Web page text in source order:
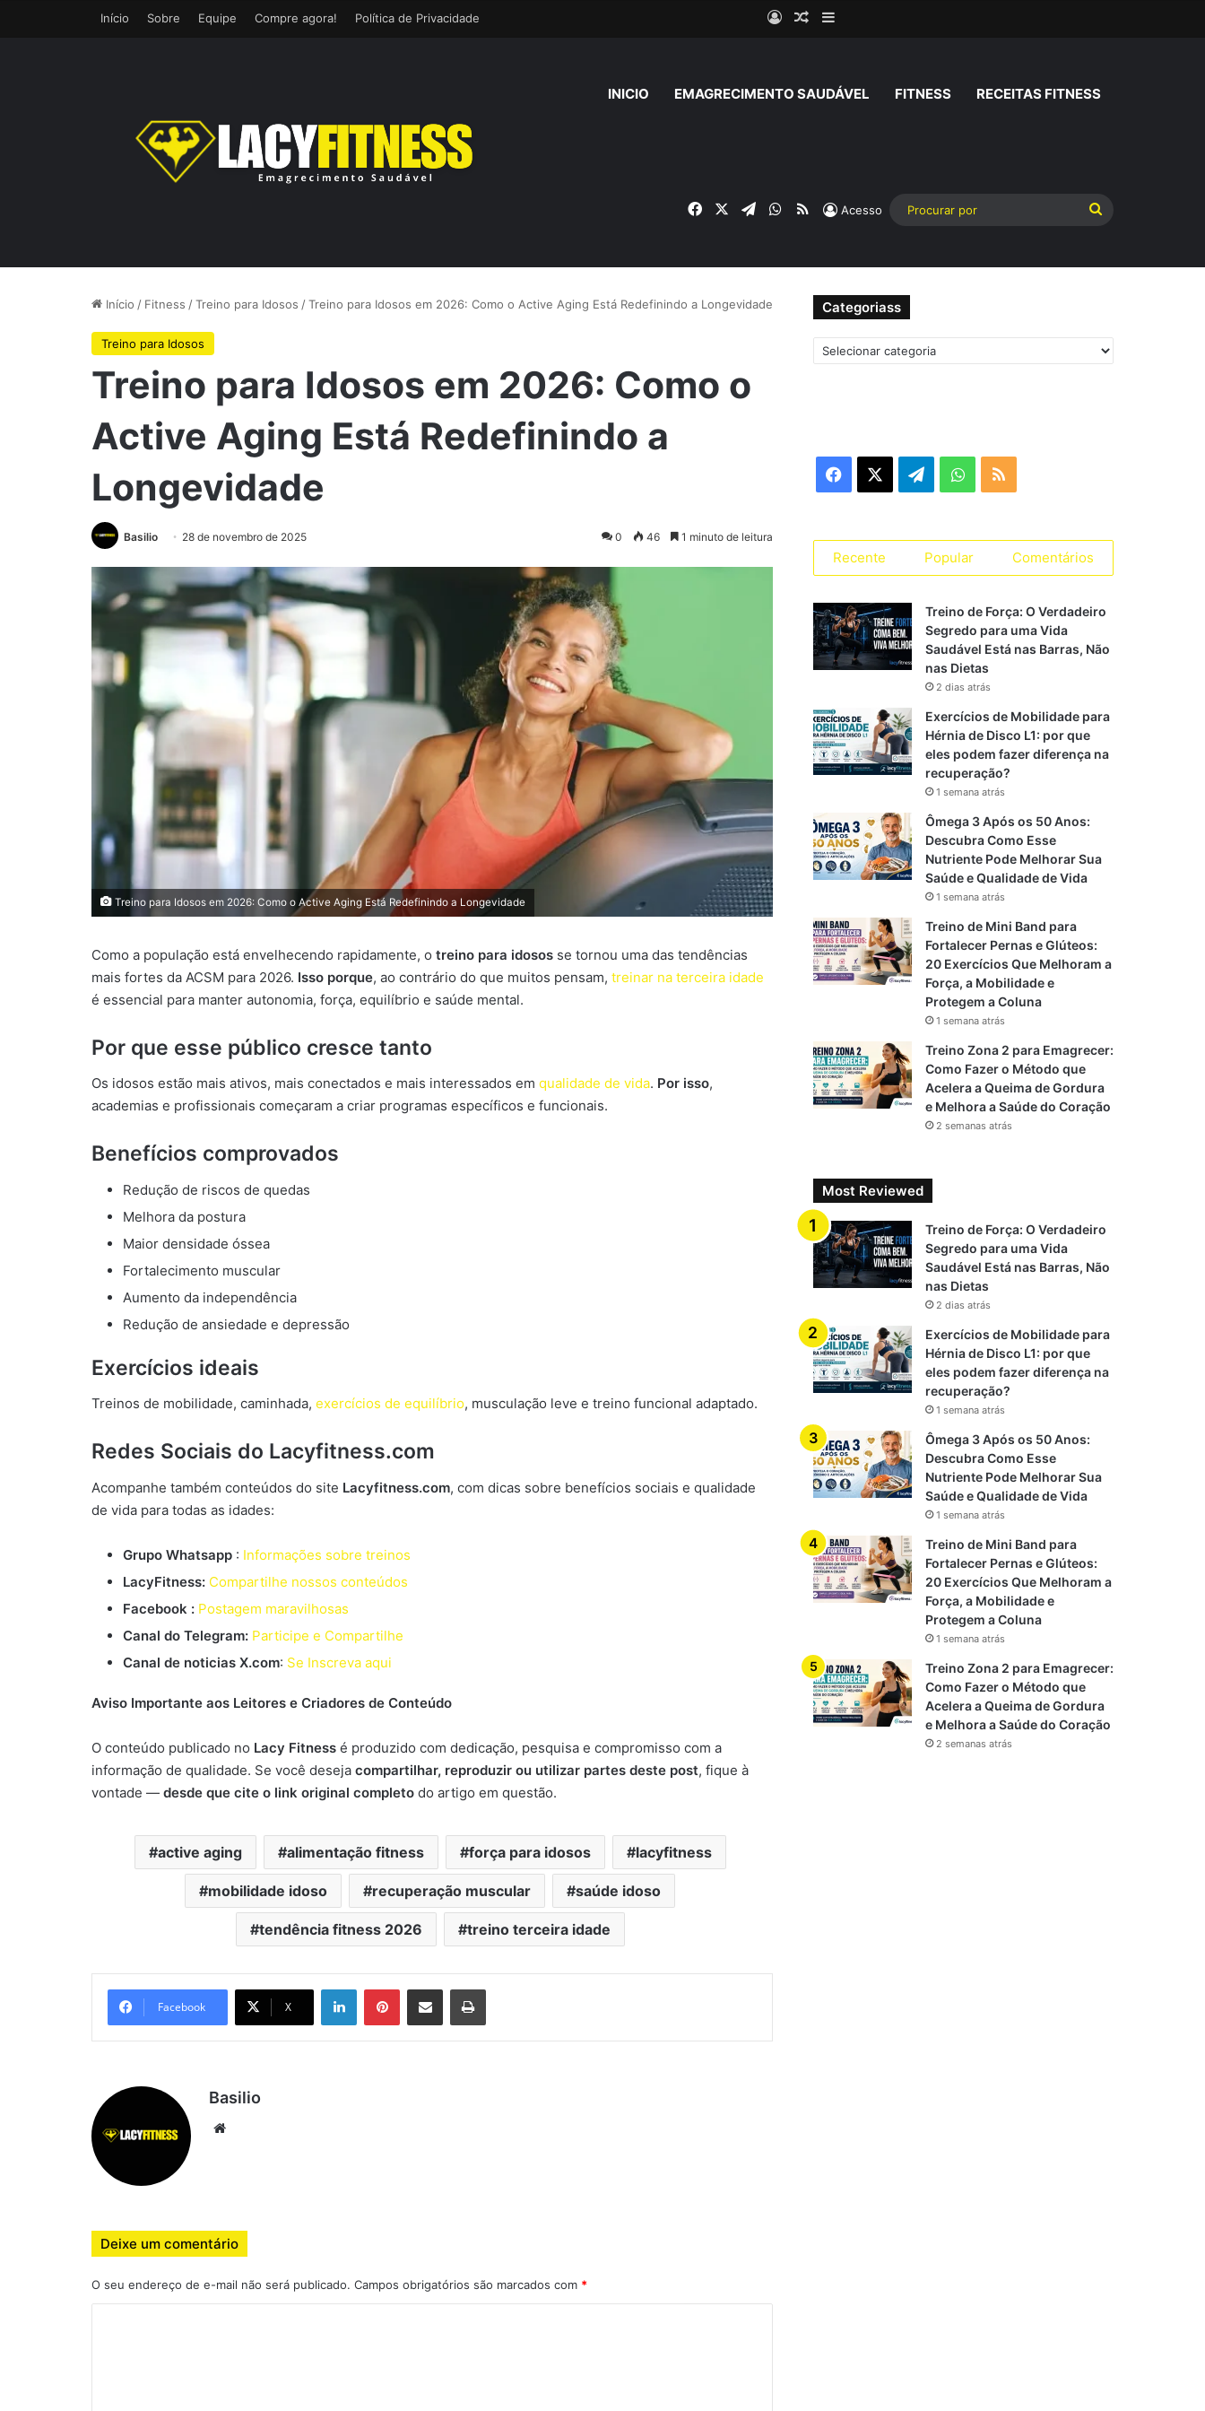
Início Sobre Equipe Compre agora! Política de Privacidade EntrarArtigo aleatório
Barra Lateral
INICIO EMAGRECIMENTO SAUDÁVEL FITNESS RECEITAS FITNESS
FacebookTelegramWhatsApp
RSS Acesso
Início / Fitness /Treino para Idosos /Treino para Idosos em 2026: Como o Active Aging Está Redefinindo a Longevidade
Treino para Idosos
Treino para Idosos em 2026: Como o
Active Aging Está Redefinindo a
Longevidade
Basilio 28 de novembro de 2025 0 46 1 minuto de leitura
Treino para Idosos em 2026: Como o Active Aging Está Redefinindo a Longevidade
Como a população está envelhecendo rapidamente, o treino para idosos se tornou uma das tendências
mais fortes da ACSM para 2026. Isso porque, ao contrário do que muitos pensam, treinar na terceira idade
é essencial para manter autonomia, força, equilíbrio e saúde mental.
Por que esse público cresce tanto
Os idosos estão mais ativos, mais conectados e mais interessados em qualidade de vida. Por isso,
academias e profissionais começaram a criar programas específicos e funcionais.
Benefícios comprovados
Redução de riscos de quedas
Melhora da postura
Maior densidade óssea
Fortalecimento muscular
Aumento da independência
Redução de ansiedade e depressão
Exercícios ideais
Treinos de mobilidade, caminhada, exercícios de equilíbrio, musculação leve e treino funcional adaptado.
Redes Sociais do Lacyfitness.com
Acompanhe também conteúdos do site Lacyfitness.com, com dicas sobre benefícios sociais e qualidade
de vida para todas as idades:
Grupo Whatsapp : Informações sobre treinos
LacyFitness: Compartilhe nossos conteúdos
Facebook : Postagem maravilhosas
Canal do Telegram: Participe e Compartilhe
Canal de noticias X.com: Se Inscreva aqui
Aviso Importante aos Leitores e Criadores de Conteúdo
O conteúdo publicado no Lacy Fitness é produzido com dedicação, pesquisa e compromisso com a
informação de qualidade. Se você deseja compartilhar, reproduzir ou utilizar partes deste post, fique à
vontade — desde que cite o link original completo do artigo em questão.
active aging alimentação fitness força para idosos lacyfitness
mobilidade idoso recuperação muscular saúde idoso
tendência fitness 2026 treino terceira idade
Facebook X
LinkedinPinterestCompartilhar via e-mail Imprimir
Basilio
Deixe um comentário
O seu endereço de e-mail não será publicado. Campos obrigatórios são marcados com *
Categoriass
Categoriass
Facebook TelegramWhatsApp
RSS
Recente Popular Comentários
Treino de Força: O Verdadeiro
Segredo para uma Vida
Saudável Está nas Barras, Não
nas Dietas
2 dias atrás
Exercícios de Mobilidade para
Hérnia de Disco L1: por que
eles podem fazer diferença na
recuperação?
1 semana atrás
Ômega 3 Após os 50 Anos:
Descubra Como Esse
Nutriente Pode Melhorar Sua
Saúde e Qualidade de Vida
1 semana atrás
Treino de Mini Band para
Fortalecer Pernas e Glúteos:
20 Exercícios Que Melhoram a
Força, a Mobilidade e
Protegem a Coluna
1 semana atrás
Treino Zona 2 para Emagrecer:
Como Fazer o Método que
Acelera a Queima de Gordura
e Melhora a Saúde do Coração
2 semanas atrás
Most Reviewed
Treino de Força: O Verdadeiro
Segredo para uma Vida
Saudável Está nas Barras, Não
nas Dietas
2 dias atrás
Exercícios de Mobilidade para
Hérnia de Disco L1: por que
eles podem fazer diferença na
recuperação?
1 semana atrás
Ômega 3 Após os 50 Anos:
Descubra Como Esse
Nutriente Pode Melhorar Sua
Saúde e Qualidade de Vida
1 semana atrás
Treino de Mini Band para
Fortalecer Pernas e Glúteos:
20 Exercícios Que Melhoram a
Força, a Mobilidade e
Protegem a Coluna
1 semana atrás
Treino Zona 2 para Emagrecer:
Como Fazer o Método que
Acelera a Queima de Gordura
e Melhora a Saúde do Coração
2 semanas atrás